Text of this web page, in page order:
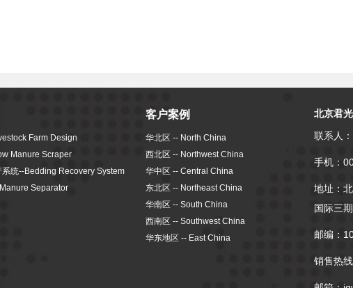
Farm Design
Manure Scraper
系统--Bedding Recovery System
Separator
客户案例
华北区 -- North China
西北区 -- Northwest China
华中区 -- Central China
东北区 -- Northeast China
华南区 -- South China
西南区 -- Southwest China
华东地区 -- East China
北京君
联系人
手机：
地址：
国际三
邮编：
销售热